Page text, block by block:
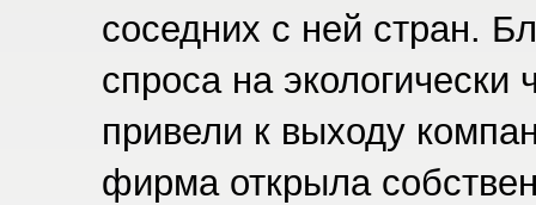
соседних с ней стран.
спроса на
привели к выходу
фирма открыла